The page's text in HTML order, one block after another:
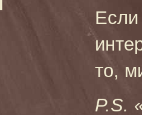
Если
то,
P.S.